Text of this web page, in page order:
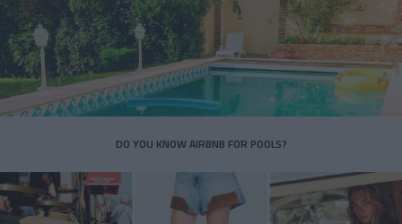
DO YOU KNOW AIRBNB FOR POOLS?